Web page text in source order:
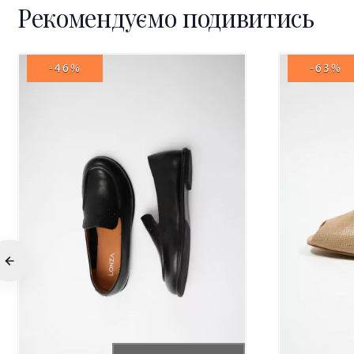
Рекомендуємо подивитись
-46% -63%